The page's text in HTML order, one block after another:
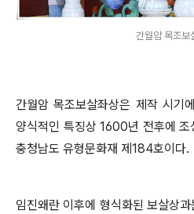
간월암 목조보
간월암 목조보살좌상은 제작 시기
양식적인 특징상1600년 전후에 조
충청남도 유형문화재 제 184호이다.
임진왜란 이후에 형식화된 보살상